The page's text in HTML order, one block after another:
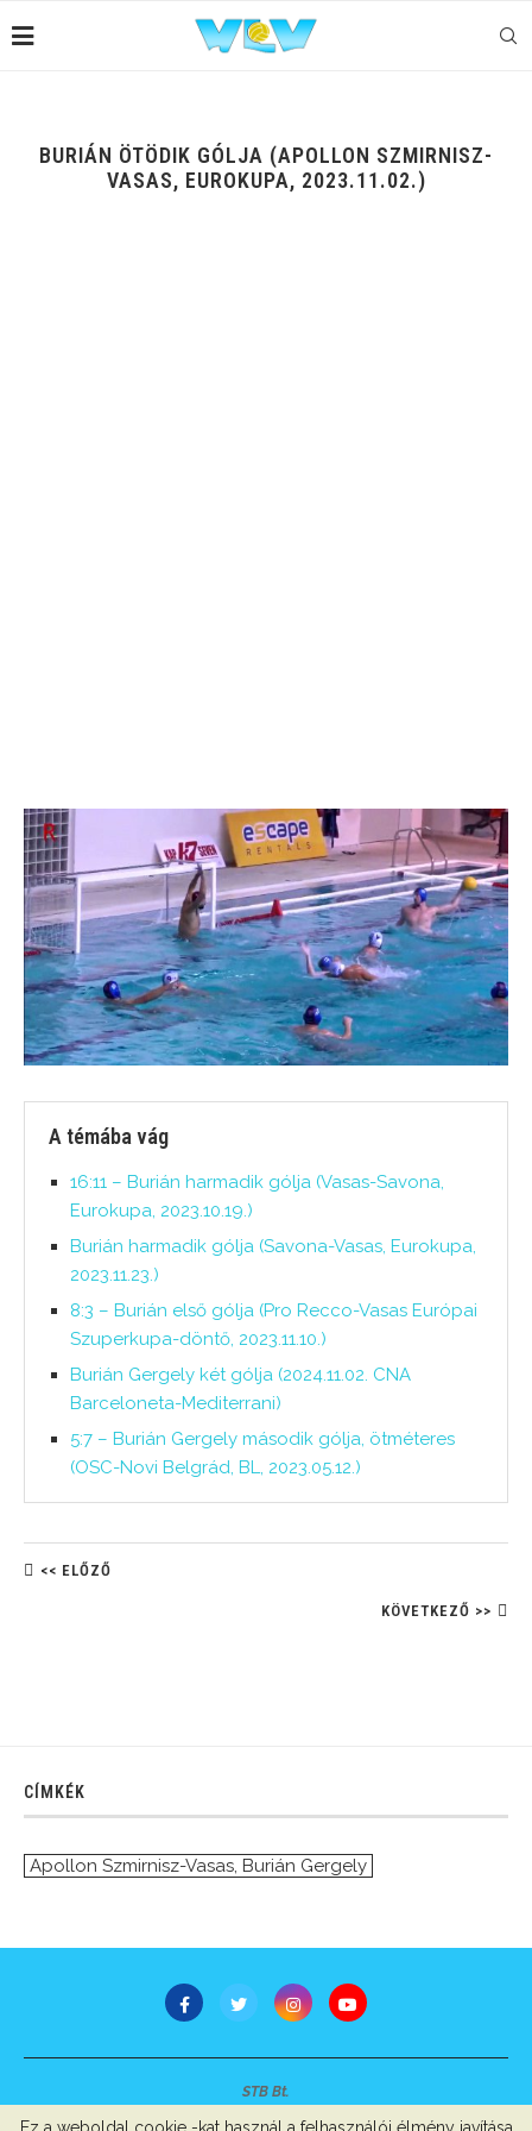
BURIÁN ÖTÖDIK GÓLJA (APOLLON SZMIRNISZ-
VASAS, EUROKUPA, 2023.11.02.)
A témába vág
16:11 – Burián harmadik gólja (Vasas-Savona,
Eurokupa, 2023.10.19.)
Burián harmadik gólja (Savona-Vasas, Eurokupa,
2023.11.23.)
8:3 – Burián első gólja (Pro Recco-Vasas Európai
Szuperkupa-döntő, 2023.11.10.)
Burián Gergely két gólja (2024.11.02. CNA
Barceloneta-Mediterrani)
5:7 – Burián Gergely második gólja, ötméteres
(OSC-Novi Belgrád, BL, 2023.05.12.)
<< ELŐZŐ
KÖVETKEZŐ >>
CÍMKÉK
Apollon Szmirnisz-Vasas Burián Gergely
STB Bt.
Minden jog fenntartva © 2007-2022